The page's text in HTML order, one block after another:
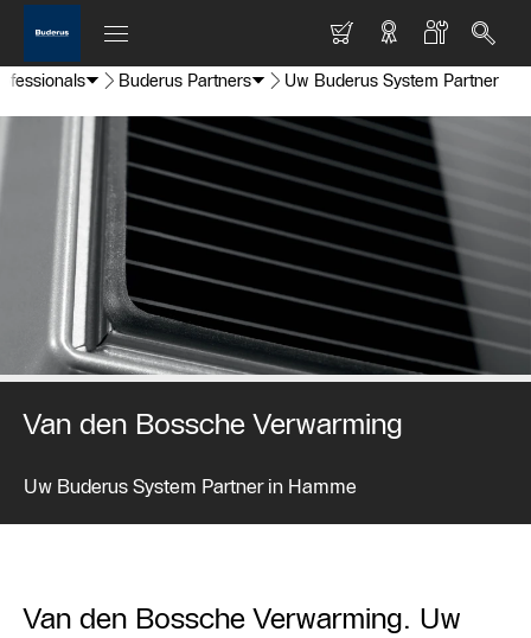
Buderus Partners Uw Buderus System Partner
Van den Bossche Verwarming
Uw Buderus System Partner in Hamme
Van den Bossche Verwarming. Uw